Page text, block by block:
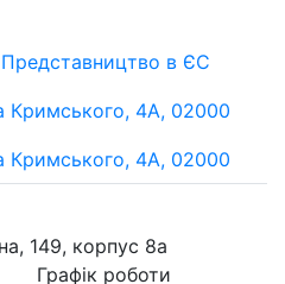
Представництво в ЄС
Кримського, 4А, 02000
Кримського, 4А, 02000
149, корпус 8а
Графік роботи